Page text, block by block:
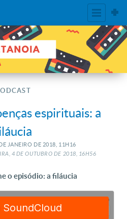
espirituais: a
JANEIRO DE 2018, 11H16
4 DEOUTUBRO DE 2018, 16H56
o episódio: a filáucia